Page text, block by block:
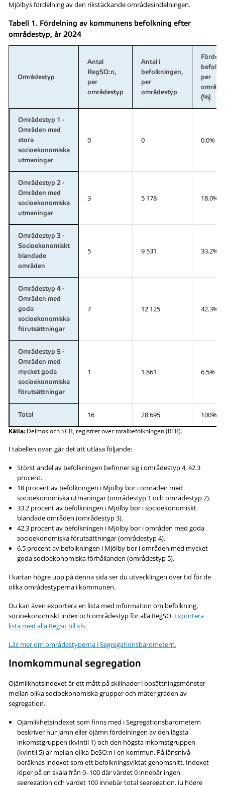
Mjölbys fördelning av den rikstäckande områdesindelningen.
Tabell 1. Fördelning av kommunens befolkning efter
områdestyp, år 2024
Områdestyp
Antal
RegSO:n,
per
områdestyp
Antal i
befolkningen,
per
områdestyp
per
(%)
Områdestyp 1 -
Områden med
stora
socioekonomiska
utmaningar
0 0 0.0%
Områdestyp 2 -
Områden med
socioekonomiska
utmaningar
3 5 178 18.0%
Områdestyp 3 -
Socioekonomiskt
blandade
områden
5 9 531 33.2%
Områdestyp 4 -
Områden med
goda
socioekonomiska
förutsättningar
7 12 125 42.3%
Områdestyp 5 -
Områden med
mycket goda
socioekonomiska
förutsättningar
1 1 861 6.5%
Total 16 28 695 100%
Källa:Delmos och SCB, registret över totalbefolkningen (RTB).
I tabellen ovan går det att utläsa följande:
Störst andel av befolkningen befinner sig i områdestyp 4, 42.3
procent.
18 procent av befolkningen i Mjölby bor i områden med
socioekonomiska utmaningar (områdestyp 1 och områdestyp 2).
33.2 procent av befolkningen i Mjölby bor i socioekonomiskt
blandade områden (områdestyp 3).
42.3 procent av befolkningen i Mjölby bor i områden med goda
socioekonomiska förutsättningar (områdestyp 4).
6.5 procent av befolkningen i Mjölby bor i områden med mycket
goda socioekonomiska förhållanden (områdestyp 5).
I kartan högre upp på denna sida ser du utvecklingen över tid för de
olika områdestyperna i kommunen.
Du kan även exportera en lista med information om befolkning,
socioekonomiskt index och områdestyp för alla RegSO. Exportera
lista med alla Regso till xls.
Läs mer om områdestyperna i Segregationsbarometern.
Inomkommunal segregation
Ojämlikhetsindexet är ett mått på skillnader i bosättningsmönster
mellan olika socioekonomiska grupper och mäter graden av
segregation.
Ojämlikhetsindexet som finns med i Segregationsbarometern
beskriver hur jämn eller ojämn fördelningen av den lägsta
inkomstgruppen (kvintil 1) och den högsta inkomstgruppen
(kvintil 5) är mellan olika DeSO:n i en kommun. På länsnivå
beräknas indexet som ett befolkningsviktat genomsnitt. Indexet
löper på en skala från 0–100 där värdet 0 innebär ingen
segregation och värdet 100 innebär total segregation. Ju högre